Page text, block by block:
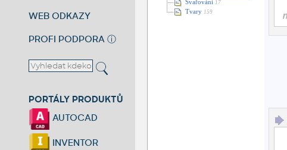
WEB ODKAZY
PROFI PODPORA ⓘ
PORTÁLY PRODUKTŮ
AUTOCAD
INVENTOR
Svařování 17
Tvary 159